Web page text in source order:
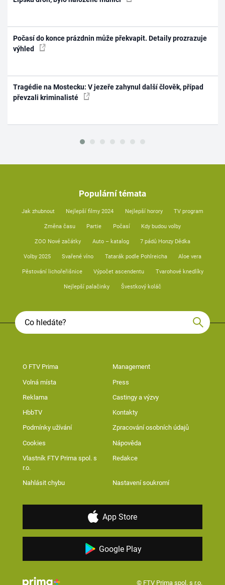
Počasí do konce prázdnin může překvapit. Detaily prozrazuje
výhled
Tragédie na Mostecku: V jezeře zahynul další člověk, případ
převzali kriminalisté
Populární témata
Jak zhubnout Nejlepší filmy 2024 Nejlepší horory TV program
Změna času Partie Počasí Kdy budou volby
ZOO Nové začátky Auto – katalog 7 pádů Honzy Dědka
Volby 2025 Svařené víno Tatarák podle Pohlreicha Aloe vera
Pěstování lichořeřišnice Výpočet ascendentu Tvarohové knedlíky
Nejlepší palačinky Švestkový koláč
O FTV Prima Management
Volná místa Press
Reklama Castingy a výzvy
HbbTV Kontakty
Podmínky užívání Zpracování osobních údajů
Cookies Nápověda
Vlastník FTV Prima spol. s
r.o.
Redakce
Nahlásit chybu Nastavení soukromí
App Store
Google Play
© FTV Prima spol. s r.o.